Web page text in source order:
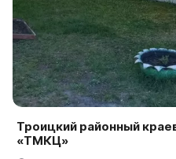
Троицкий районный
«ТМКЦ»